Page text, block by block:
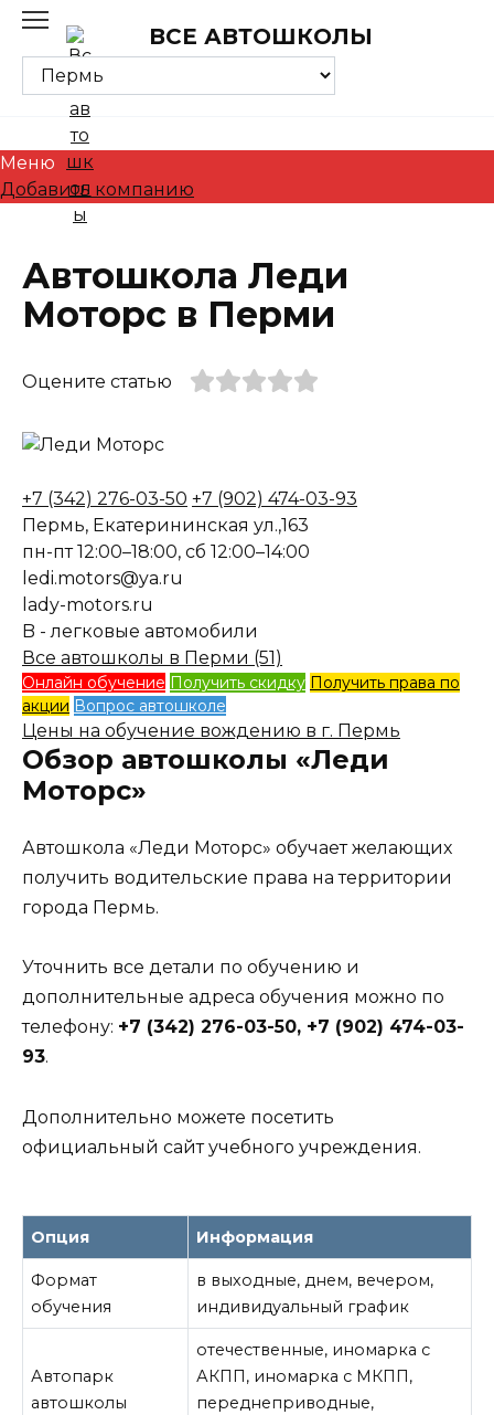
Skip
content
ВСЕ АВТОШКОЛЫ
Меню
Добавить компанию
Автошкола Леди
Моторс в Перми
Оцените статью
+7 (342) 276-03-50 +7 (902) 474-03-93
Пермь, Екатерининская ул.,163
пн-пт 12:00–18:00, сб 12:00–14:00
ledi.motors@ya.ru
lady-motors.ru
B - легковые автомобили
Все автошколы в Перми (51)
Онлайн обучение Получить скидку Получить права по
акции Вопрос автошколе
Цены на обучение вождению в г. Пермь
Обзор автошколы «Леди
Моторс»
Автошкола «Леди Моторс» обучает желающих
получить водительские права на территории
города Пермь.
Уточнить все детали по обучению и
дополнительные адреса обучения можно по
телефону: +7 (342) 276-03-50, +7 (902) 474-03-
93.
Дополнительно можете посетить
официальный сайт учебного учреждения.
Опция Информация
Формат
обучения
в выходные, днем, вечером,
индивидуальный график
Автопарк
автошколы
отечественные, иномарка с
АКПП, иномарка с МКПП,
переднеприводные,